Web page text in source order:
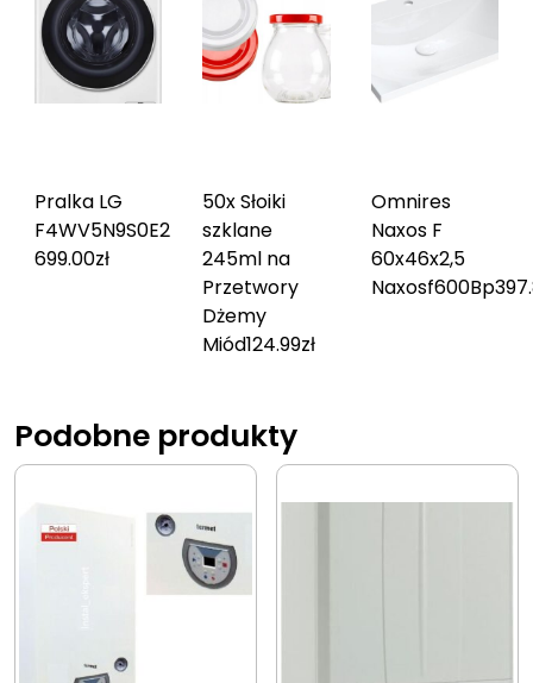
Pralka LG
F4WV5N9S0E2
699.00zł
50x Słoiki
szklane
245ml na
Przetwory
Dżemy
Miód124.99zł
Omnires
Naxos F
60x46x2,5
Naxosf600Bp
Podobne produkty